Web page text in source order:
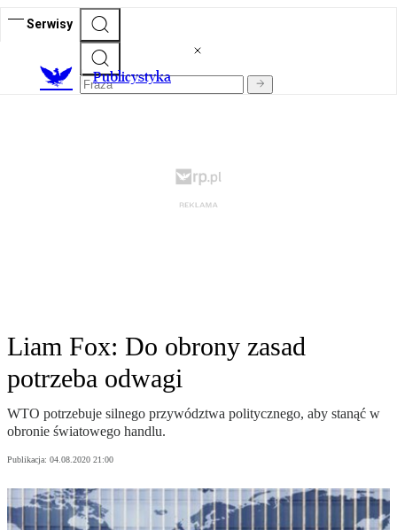
Serwisy
Publicystyka
Liam Fox: Do obrony zasad
potrzeba odwagi
WTO potrzebuje silnego przywództwa politycznego, aby stanąć w
obronie światowego handlu.
Publikacja: 04.08.2020 21:00